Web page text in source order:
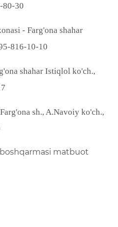
-80-30
- Farg'ona shahar
816-10-10
shahar Istiqlol ko'ch.,
Farg'ona sh., A.Navoiy ko'ch.,
matbuot